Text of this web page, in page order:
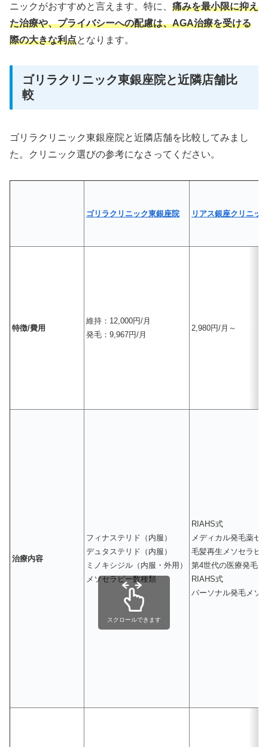
ニックがおすすめと言えます。特に、 痛みを最小限に抑え
た治療や、プライバシーへの配慮は、AGA治療を受ける
際の大きな利点となります。
ゴリラクリニック東銀座院と近隣店舗比
較
ゴリラクリニック東銀座院と近隣店舗を比較してみまし
た。クリニック選びの参考になさってください。
ゴリラクリニック東銀座院 リアス銀座クリニッ
特徴/費用
維持：12,000円/月
発毛：9,967円/月
2,980円/月～
治療内容
フィナステリド（内服）
デュタステリド（内服）
ミノキシジル（内服・外用）
メソセラピー数種類
RIAHS式
メディカル発毛薬セ
毛髪再生メソセラピ
第4世代の医療発毛
RIAHS式
パーソナル発毛メソ
スクロールできます